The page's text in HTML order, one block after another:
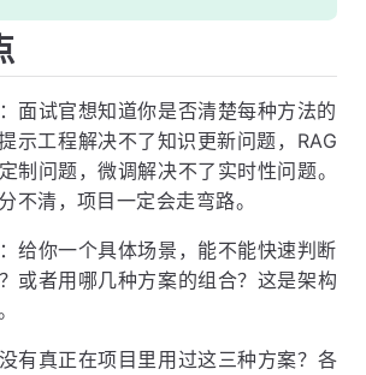
：面试官想知道你是否清楚每种方法的
工程解决不了知识更新问题，RAG
制问题，微调解决不了实时性问题。
不清，项目一定会走弯路。
：给你一个具体场景，能不能快速判断
或者用哪几种方案的组合？这是架构
有真正在项目里用过这三种方案？各